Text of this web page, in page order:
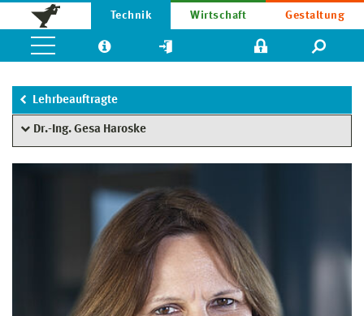
Technik Wirtschaft Gestaltung
Lehrbeauftragte
Dr.-Ing. Gesa Haroske